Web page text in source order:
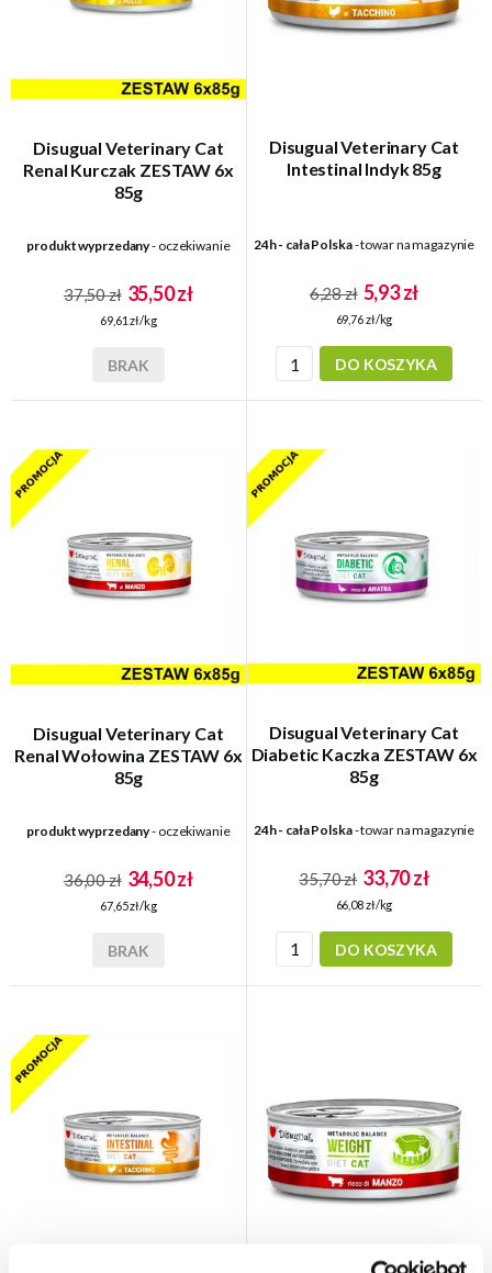
Disugual Veterinary Cat
Renal Kurczak ZESTAW 6x
85g
produkt wyprzedany- oczekiwanie
37,50 zł 35,50 zł
69,61 zł/kg
BRAK
Disugual Veterinary Cat
Intestinal Indyk 85g
24h - cała Polska- towar na magazynie
6,28 zł 5,93 zł
69,76 zł/kg
DO KOSZYKA
Disugual Veterinary Cat
Renal Wołowina ZESTAW 6x
85g
produkt wyprzedany- oczekiwanie
36,00 zł 34,50 zł
67,65 zł/kg
BRAK
Disugual Veterinary Cat
Diabetic Kaczka ZESTAW 6x
85g
24h - cała Polska- towar na magazynie
35,70 zł 33,70 zł
66,08 zł/kg
DO KOSZYKA